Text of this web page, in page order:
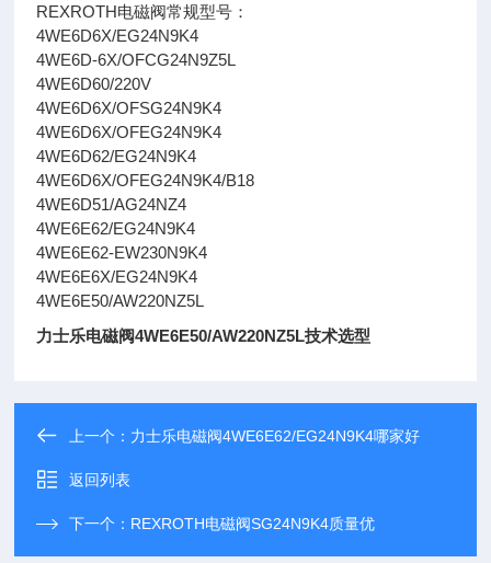
REXROTH电磁阀常规型号：
4WE6D6X/EG24N9K4
4WE6D-6X/OFCG24N9Z5L
4WE6D60/220V
4WE6D6X/OFSG24N9K4
4WE6D6X/OFEG24N9K4
4WE6D62/EG24N9K4
4WE6D6X/OFEG24N9K4/B18
4WE6D51/AG24NZ4
4WE6E62/EG24N9K4
4WE6E62-EW230N9K4
4WE6E6X/EG24N9K4
4WE6E50/AW220NZ5L
力士乐电磁阀4WE6E50/AW220NZ5L技术选型
上一个： 力士乐电磁阀4WE6E62/EG24N9K4哪家好
返回列表
下一个： REXROTH电磁阀SG24N9K4质量优